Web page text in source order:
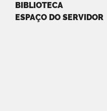
BIBLIOTECA
ESPAÇO DO SERVIDOR